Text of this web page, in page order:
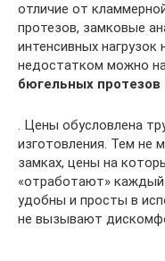
отличие от
протезов, замковые
интенсивных
недостатком можно
бюгельных протезов
. Цены обусловлена
изготовления. Тем не
замках, цены на
«отработают» каждый
удобны и просты в
не вызывают